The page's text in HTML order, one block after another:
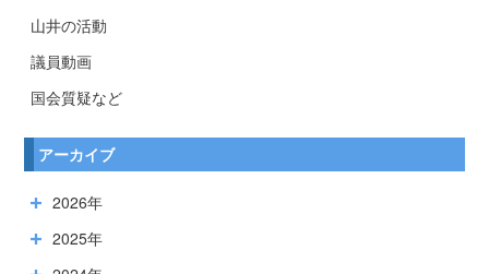
山井の活動
議員動画
国会質疑など
アーカイブ
2026年
2025年